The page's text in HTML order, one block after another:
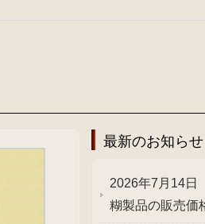
最新のお知らせ
2026年7月14日
糊製品の販売価